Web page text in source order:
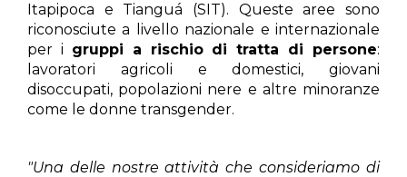
Itapipoca e Tianguá (SIT). Queste aree sono
riconosciute a livello nazionale e internazionale
per i gruppi a rischio di tratta di persone:
lavoratori agricoli e domestici, giovani
disoccupati, popolazioni nere e altre minoranze
come le donne transgender.
"Una delle nostre attività che consideriamo di